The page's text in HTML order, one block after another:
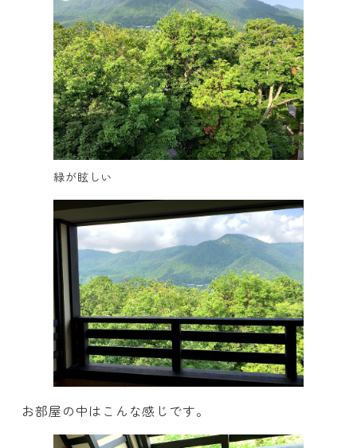
緑が眩しい
お部屋の中はこんな感じです。